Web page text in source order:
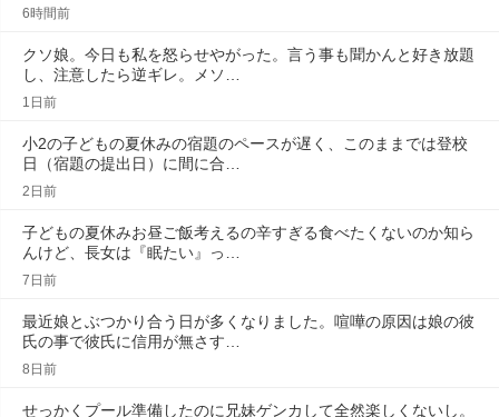
6時間前
クソ娘。今日も私を怒らせやがった。言う事も聞かんと好き放題
し、注意したら逆ギレ。メソ…
1日前
小2の子どもの夏休みの宿題のペースが遅く、このままでは登校
日（宿題の提出日）に間に合…
2日前
子どもの夏休みお昼ご飯考えるの辛すぎる食べたくないのか知ら
んけど、長女は『眠たい』っ…
7日前
最近娘とぶつかり合う日が多くなりました。喧嘩の原因は娘の彼
氏の事で彼氏に信用が無さす…
8日前
せっかくプール準備したのに兄妹ゲンカして全然楽しくないし。